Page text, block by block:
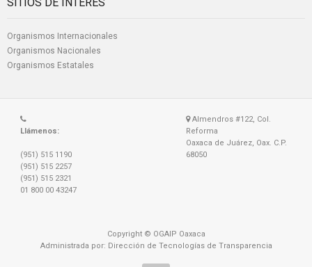
Organismos Internacionales
Organismos Nacionales
Organismos Estatales
Llámenos:
(951) 515 1190
(951) 515 2257
(951) 515 2321
01 800 00 43247
Almendros #122, Col.
Reforma
Oaxaca de Juárez, Oax. C.P.
68050
Copyright © OGAIP Oaxaca
Administrada por: Dirección de Tecnologías de Transparencia